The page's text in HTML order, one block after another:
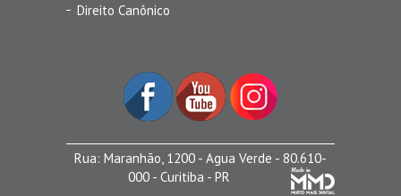
Direito Canônico
Rua: Maranhão, 1200 - Agua Verde - 80.610-
000 - Curitiba - PR